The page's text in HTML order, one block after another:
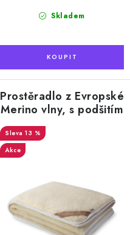
Skladem
Prostěradlo z Evropské
Merino vlny, s podšitím
140x200 cm
13 %
Akce